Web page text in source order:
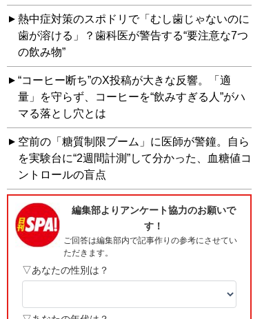
熱中症対策のスポドリで「むし歯じゃないのに
歯が溶ける」？歯科医が警告する“要注意な7つ
の飲み物”
“コーヒー断ち”のX投稿が大きな反響。「適
量」を守らず、コーヒーを“飲みすぎる人”がハ
マる落とし穴とは
空前の「糖質制限ブーム」に医師が警鐘。自ら
を実験台に“2週間計測”して分かった、血糖値コ
ントロールの盲点